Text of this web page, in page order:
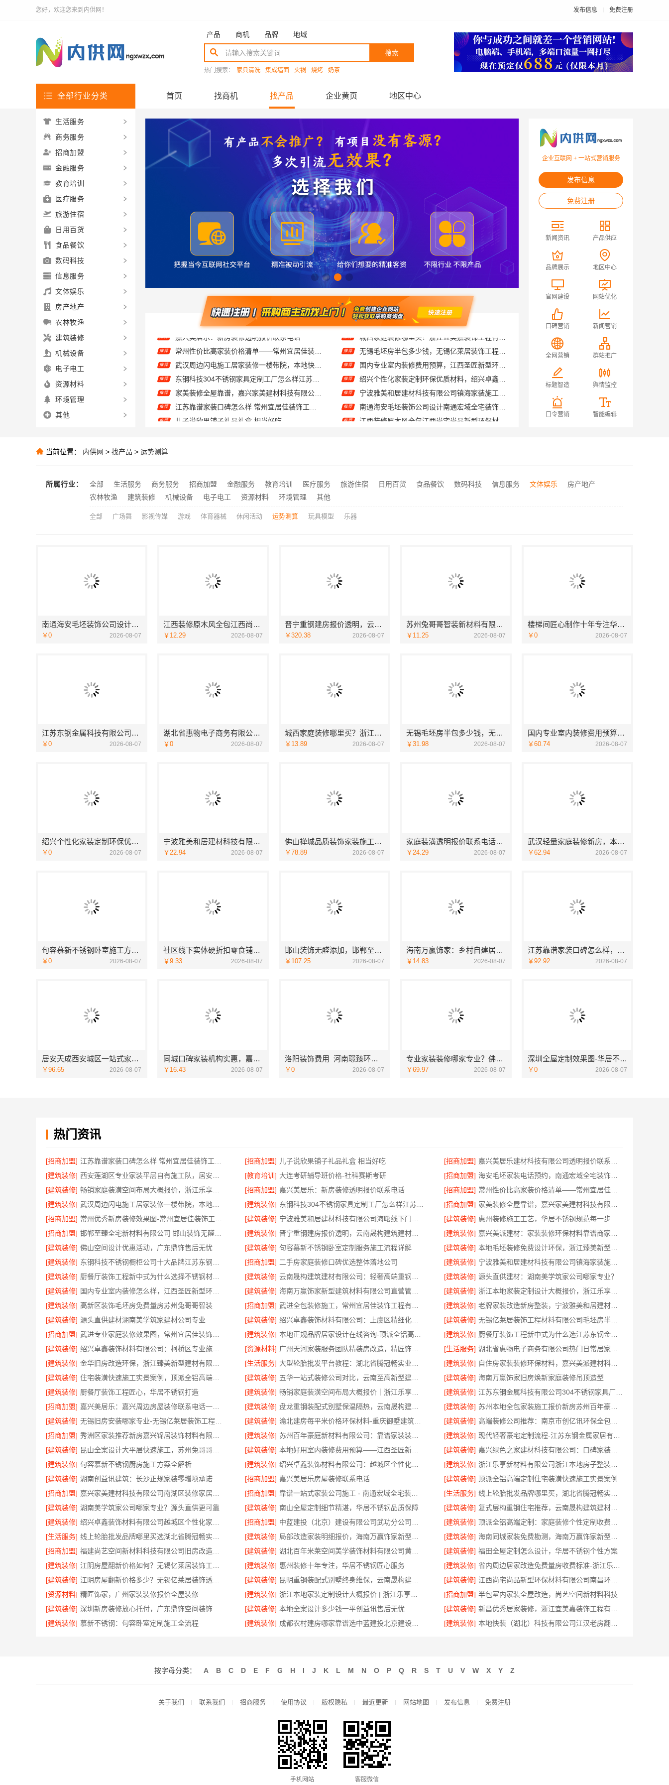
您好，欢迎您来到内供网！ 发布信息 免费注册
产品 商机 品牌 地域
搜索
热门搜索： 家具清洗 集成墙面 火锅 烧烤 奶茶
全部行业分类 首页 找商机 找产品 企业黄页 地区中心
推荐
推荐 武汉周边闪电施工居家装修一楼带院，本地快装（湖北）科技有限公司
推荐 东钢科技304不锈钢家具定制工厂怎么样江苏东钢金属科技有限公司
推荐 家美装修全屋靠谱，嘉兴家美建材科技有限公司一站式省心
推荐 江苏靠谱家装口碑怎么样 常州宜居佳装饰工程有限公司
推荐 儿子说欣果铺子礼品礼盒 相当好吃
推荐 嘉兴美居乐建材科技有限公司透明报价联系电话
推荐
推荐 嘉兴美居乐：新房装修透明报价联系电话
推荐 无锡毛坯房半包多少钱，无锡亿莱居装饰工程材料有限公司
推荐 国内专业室内装修费用预算，江西圣匠新型环保材料有限公司
推荐 绍兴个性化家装定制环保优质材料，绍兴卓鑫装饰材料有限公司
推荐 宁波雅美和居建材科技有限公司镇海家装施工对接渠道
推荐 南通海安毛坯装饰公司设计南通宏域全宅装饰建材有限公司
推荐 江西装修原木风全包江西尚宅尚品新型环保材料有限公司
推荐
湖北省惠物电子商务有限公司：2025母婴用品平台优缺点测评
企业互联网 + 一站式营销服务
发布信息
免费注册
新闻资讯 产品供应
品牌展示 地区中心
官网建设 网站优化
口碑营销 新闻营销
全网营销 群站推广
标题智造 舆情监控
口令营销 智能编辑
生活服务
商务服务
招商加盟
金融服务
教育培训
医疗服务
旅游住宿
日用百货
食品餐饮
数码科技
信息服务
文体娱乐
房产地产
农林牧渔
建筑装修
机械设备
电子电工
资源材料
环境管理
其他
当前位置： 内供网 > 找产品 > 运势测算
所属行业： 全部 生活服务 商务服务 招商加盟 金融服务 教育培训 医疗服务 旅游住宿 日用百货 食品餐饮 数码科技 信息服务 文体娱乐
房产地产
农林牧渔
建筑装修 机械设备 电子电工 资源材料 环境管理 其他
全部 广场舞 影视传媒 游戏 体育器械 休闲活动 运势测算 玩具模型 乐器
南通海安毛坯装饰公司设计南通宏域全宅装饰建材有限公司
￥0 2026-08-07
江西装修原木风全包江西尚宅尚品新型环保材料有限公司
￥12.29 2026-08-07
晋宁重钢建房报价透明，云南晟构建筑建材有限公司为您服务
￥320.38 2026-08-07
苏州兔哥哥智装新材料有限公司高性价比旧房翻新案例
￥11.25 2026-08-07
楼梯间匠心制作十年专注华居不锈钢稳固又美观
￥0 2026-08-07
江苏东钢金属科技有限公司全屋不锈钢定制生产商
￥0 2026-08-07
湖北省惠物电子商务有限公司：2025母婴用品平台优缺点测评
￥0 2026-08-07
城西家庭装修哪里买？浙江宜美嘉装饰工程有限公司
￥13.89 2026-08-07
无锡毛坯房半包多少钱，无锡亿莱居装饰工程材料有限公司
￥31.98 2026-08-07
国内专业室内装修费用预算，江西圣匠新型环保材料有限公司
￥60.74 2026-08-07
绍兴个性化家装定制环保优质材料，绍兴卓鑫装饰材料有限公司
￥0 2026-08-07
宁波雅美和居建材科技有限公司镇海家装施工对接渠道
￥22.94 2026-08-07
佛山禅城品质装饰家装施工选佛山市雅居美家建筑装饰工程有限公司
￥78.89 2026-08-07
家庭装潢透明报价联系电话，嘉兴美居乐
￥24.29 2026-08-07
武汉轻量家庭装修新房，本地快装（湖北）科技有限公司透明报价
￥62.94 2026-08-07
句容慕新不锈钢卧室施工方案哪家强
￥0 2026-08-07
社区线下实体硬折扣零食铺，河南零百味供应链有限公司全域盈利
￥9.33 2026-08-07
邯山装饰无醛添加，邯郸至臻全宅新材料有限公司守护家人健康
￥107.25 2026-08-07
海南万赢饰家：乡村自建居室水电规整
￥14.83 2026-08-07
江苏靠谱家装口碑怎么样，宜居佳装饰匠心品质
￥92.92 2026-08-07
居安天成西安城区一站式家装设计，毛坯房自有施工队
￥96.65 2026-08-07
同城口碑家装机构实惠，嘉兴绿色之家建材科技有限公司
￥16.43 2026-08-07
洛阳装饰费用_河南璟臻环保建材有限公司透明报价无隐形消费
￥0 2026-08-07
专业家装装修哪家专业？佛山市雅居美家装饰全流程标准化管控
￥69.97 2026-08-07
深圳全屋定制效果图-华居不锈钢
￥0 2026-08-07
热门资讯
[招商加盟] [招商加盟] 儿子说欣果铺子礼品礼盒 相当好吃 [招商加盟]
[建筑装修]
[教育培训] 大连考研辅导班价格-社科赛斯考研 [招商加盟]
[建筑装修]
[招商加盟] 嘉兴美居乐：新房装修透明报价联系电话 [招商加盟]
[建筑装修]
[建筑装修] [招商加盟]
[招商加盟]
[建筑装修] [建筑装修] 惠州装修施工工艺，华居不锈钢规范每一步
[招商加盟]
[建筑装修] [建筑装修]
[建筑装修] 佛山空间设计优惠活动，广东鼎饰售后无忧 [建筑装修] 句容慕新不锈钢卧室定制服务施工流程详解 [建筑装修]
[建筑装修]
[招商加盟] 二手房家庭装修口碑优选整体落地公司 [建筑装修]
[建筑装修]
[建筑装修] [建筑装修] 源头直供建材：湖南美学筑家公司哪家专业？
[建筑装修]
[建筑装修] [建筑装修]
[建筑装修] 高新区装饰毛坯房免费量房苏州兔哥哥智装 [招商加盟] [建筑装修]
[建筑装修] 源头直供建材湖南美学筑家建材公司专业 [建筑装修] [建筑装修]
[招商加盟]
[建筑装修] [建筑装修]
[建筑装修]
[资源材料] [生活服务]
[建筑装修]
[生活服务] [建筑装修]
[建筑装修]
[建筑装修] [建筑装修] 海南万赢饰家旧房焕新家庭装修吊顶造型
[建筑装修] 厨餐厅装饰工程匠心，华居不锈钢打造 [建筑装修] [建筑装修]
[招商加盟]
[建筑装修] [建筑装修]
[建筑装修]
[建筑装修] [建筑装修]
[招商加盟]
[建筑装修] [建筑装修]
[建筑装修]
[建筑装修] [建筑装修]
[建筑装修] 句容慕新不锈钢厨房施工方案全解析 [建筑装修] [建筑装修]
[建筑装修] 湖南创益讯建筑：长沙正规家装零增项承诺 [招商加盟] 嘉兴美居乐房屋装修联系电话 [建筑装修] 顶派全铝高端定制住宅装潢快速施工实景案例
[招商加盟]
[招商加盟] [生活服务]
[建筑装修] 湖南美学筑家公司哪家专业？源头直供更可靠 [建筑装修] 南山全屋定制细节精湛，华居不锈钢品质保障 [建筑装修]
[建筑装修]
[招商加盟] [建筑装修]
[生活服务]
[建筑装修] [建筑装修]
[招商加盟]
[建筑装修] [建筑装修] 福田全屋定制怎么设计，华居不锈钢个性方案
[建筑装修]
[建筑装修] 惠州装修十年专注，华居不锈钢匠心服务 [建筑装修]
[建筑装修]
[建筑装修] [建筑装修]
[资源材料] 精匠饰家，广州家装装修报价全屋装修 [建筑装修] [招商加盟] 半包室内家装全屋改造，尚艺空间新材料科技
[建筑装修] 深圳新房装修放心托付，广东鼎饰空间装饰 [建筑装修] 本地全案设计多少钱一平创益讯售后无忧 [建筑装修]
[建筑装修] 慕新不锈钢：句容卧室定制施工全流程 [建筑装修] [建筑装修]
按字母分类： A B C D E F G H I J K L M N O P Q R S T U V W X Y Z
关于我们 联系我们 招商服务 使用协议 版权隐私 最近更新 网站地图 发布信息 免费注册
手机网站 客服微信